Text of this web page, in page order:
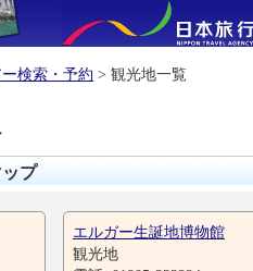
検索・予約 > 観光地一覧
プ
エルガー生誕地博物館
観光地